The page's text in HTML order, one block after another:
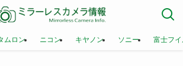
ムロン ニコン キヤノン ソニー 富士フ